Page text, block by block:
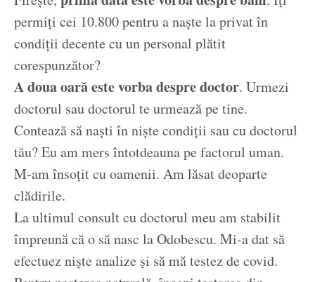
permiți cei 10.800 pentru a naște la privat în
condiții decente cu un personal plătit
corespunzător?
A doua oară este vorba despre doctor. Urmezi
doctorul sau doctorul te urmează pe tine.
Contează să naști în niște condiții sau cu doctorul
tău? Eu am mers întotdeauna pe factorul uman.
M-am însoțit cu oamenii. Am lăsat deoparte
clădirile.
La ultimul consult cu doctorul meu am stabilit
împreună că o să nasc la Odobescu. Mi-a dat să
efectuez niște analize și să mă testez de covid.